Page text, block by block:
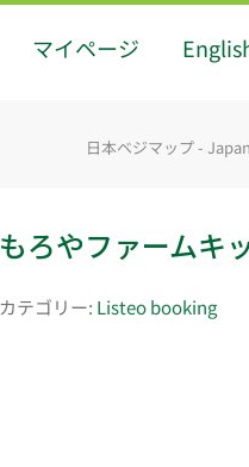
マイページ
日本ベジマップ -
もろやファームキ
カテゴリー: Listeo booking